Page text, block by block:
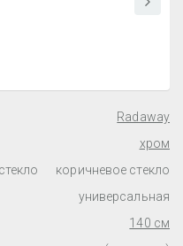
Radaway
хром
коричневое стекло
универсальная
140 см